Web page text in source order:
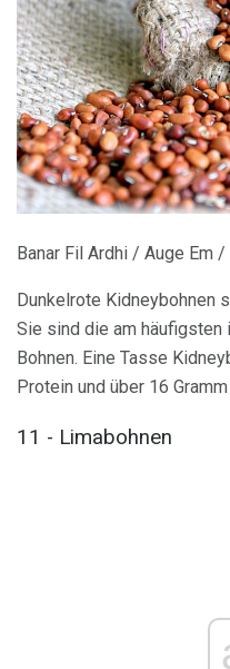
Banar Fil Ardhi / Auge Em
Dunkelrote Kidneybohnen
Sie sind die am häufigsten
Bohnen. Eine Tasse
Protein und über 16
11 - Limabohnen